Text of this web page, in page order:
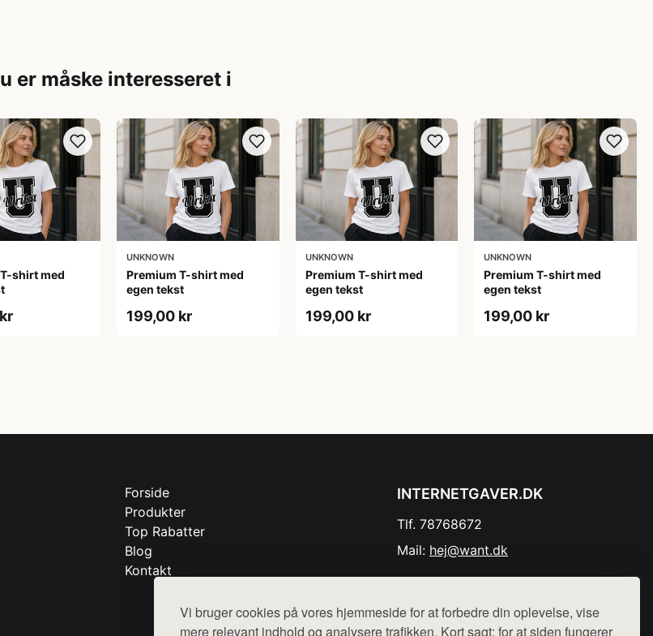
Vi bruger cookies på vores hjemmeside for at forbedre din oplevelse, vise
mere relevant indhold og analysere trafikken. Kort sagt: for at siden fungerer
er måske interesseret i
shirt med
UNKNOWN
Premium T-shirt med
egen tekst
199,00 kr
UNKNOWN
Premium T-shirt med
egen tekst
199,00 kr
UNKNOWN
Premium T-shirt med
egen tekst
199,00 kr
Forside
Produkter
Top Rabatter
Blog
Kontakt
INTERNETGAVER.DK
Tlf. 78768672
Mail: hej@want.dk